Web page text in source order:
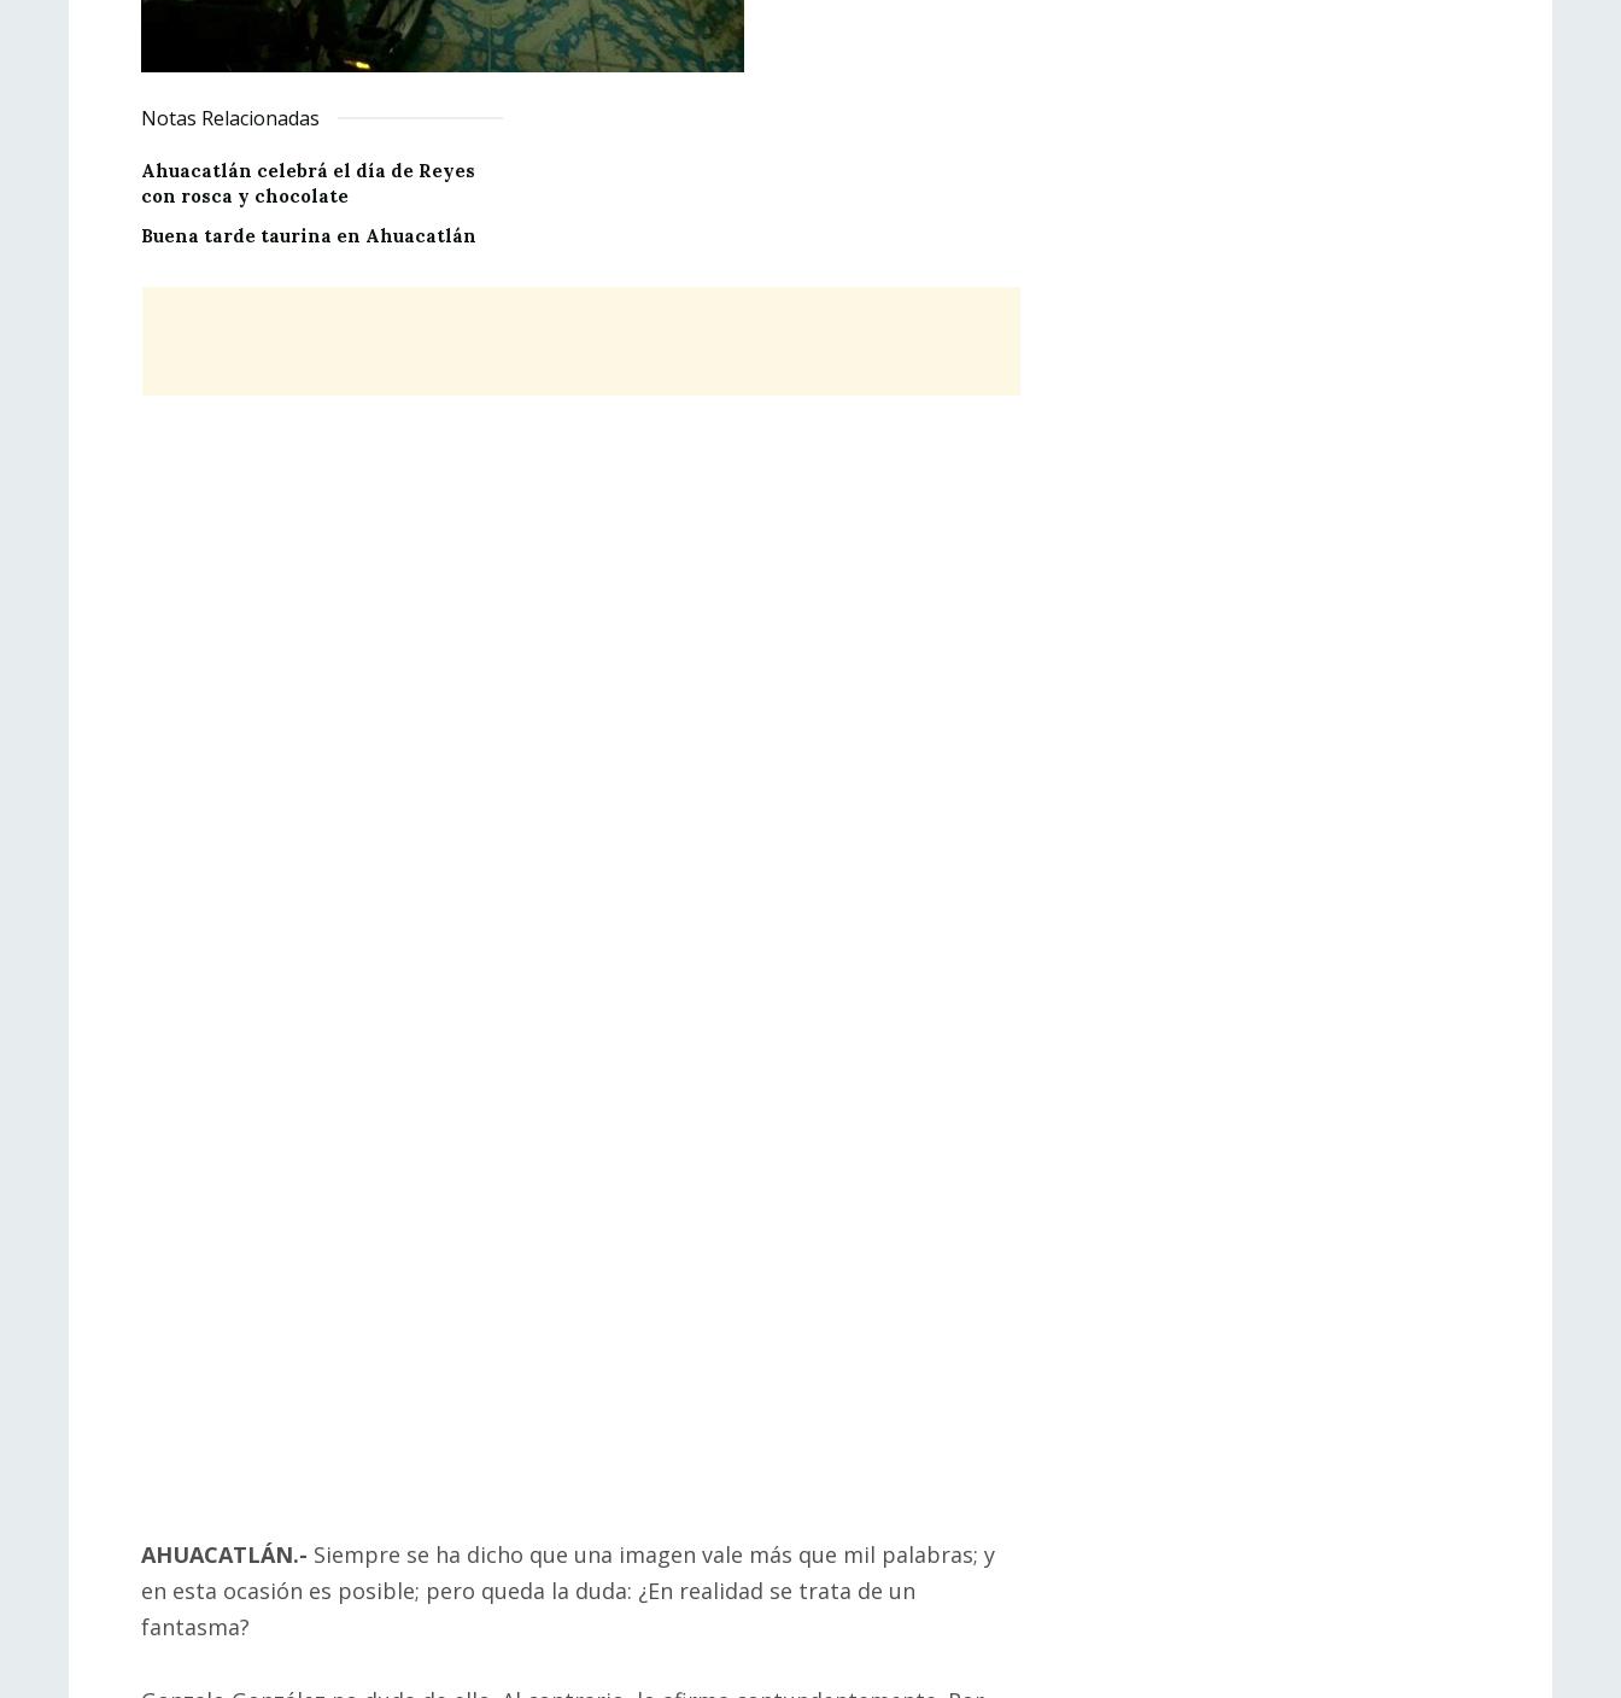
Notas Relacionadas
Ahuacatlán celebrá el día de Reyes
con rosca y chocolate
Buena tarde taurina en Ahuacatlán
AHUACATLÁN.- Siempre se ha dicho que una imagen vale más que mil palabras; y
en esta ocasión es posible; pero queda la duda: ¿En realidad se trata de un
fantasma?